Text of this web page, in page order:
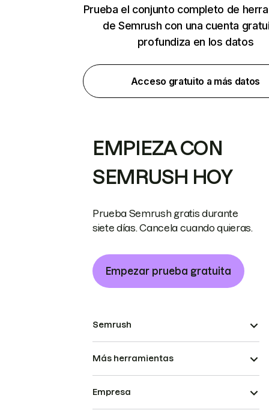
Prueba el conjunto completo de
de Semrush con una cuenta
profundiza en los datos
Acceso gratuito a más datos
EMPIEZA CON
SEMRUSH HOY
Prueba Semrush gratis durante
siete días. Cancela cuando quieras.
Empezar prueba gratuita
Semrush
Más herramientas
Empresa